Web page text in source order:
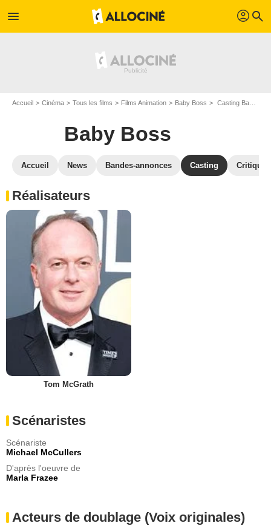
menu profil search
Accueil Cinéma Tous les films Films Animation Baby Boss Casting Baby Boss
Baby Boss
Accueil News Bandes-annonces Casting
Réalisateurs
Tom McGrath
Scénaristes
Scénariste
Michael McCullers
D'après l'oeuvre de
Marla Frazee
Acteurs de doublage (Voix originales)